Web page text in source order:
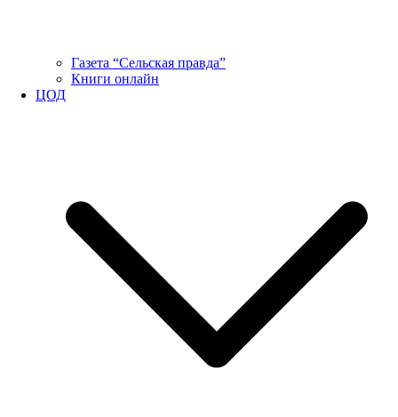
Газета “Сельская правда”
Книги онлайн
ЦОД